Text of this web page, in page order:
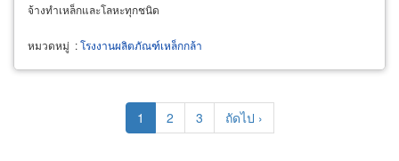
จ้างทำเหล็กและโลหะทุกชนิด
หมวดหมู่ :โรงงานผลิตภัณฑ์เหล็กกล้า
Current
page
1 Page
2 Page
3
Next
page
ถัดไป ›